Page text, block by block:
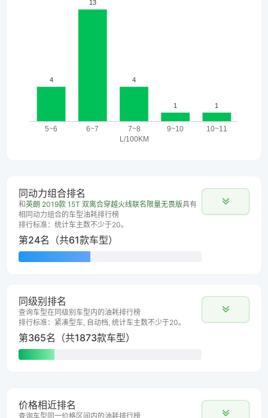
同动力组合排名
和英朗 2019款 15T 双离合穿越火线联名限量无畏版具有
相同动力组合的车型油耗排行榜
排行标准：统计车主数不少于20。
第24名（共61款车型）
同级别排名
查询车型在同级别车型内的油耗排行榜
排行标准：紧凑型车, 自动档, 统计车主数不少于20。
第365名（共1873款车型）
价格相近排名
查询车型同一价格区间内的油耗排行榜